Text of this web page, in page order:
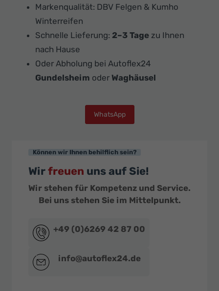
Markenqualität: DBV Felgen & Kumho
Winterreifen
Schnelle Lieferung: 2–3 Tage zu Ihnen
nach Hause
Oder Abholung bei Autoflex24
Gundelsheim oder Waghäusel
WhatsApp
Können wir Ihnen behilflich sein?
Wirfreuen uns auf Sie!
Wir stehen für Kompetenz und Service.
Bei uns stehen Sie im Mittelpunkt.
+49 (0)6269 42 87 00
info@autoflex24.de